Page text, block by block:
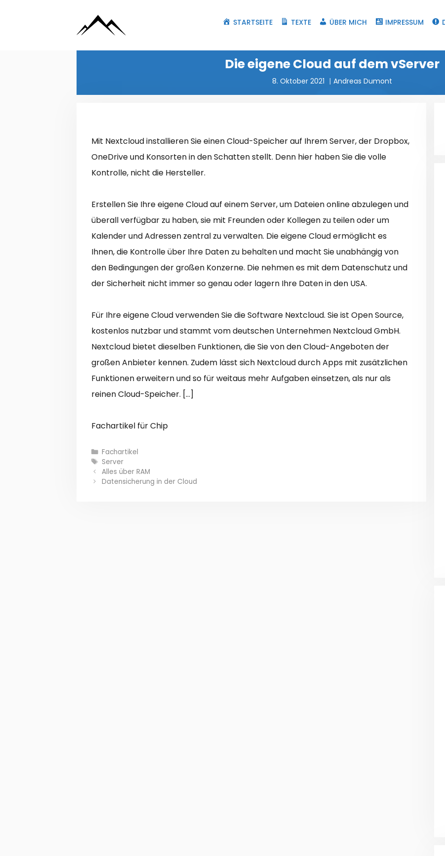
STARTSEITE TEXTE ÜBER MICH IMPRESSUM
Die eigene Cloud auf dem vServer
8. Oktober 2021 Andreas Dumont
Mit Nextcloud installieren Sie einen Cloud-Speicher auf Ihrem Server, der Dropbox,
OneDrive und Konsorten in den Schatten stellt. Denn hier haben Sie die volle
Kontrolle, nicht die Hersteller.
Erstellen Sie Ihre eigene Cloud auf einem Server, um Dateien online abzulegen und
überall verfügbar zu haben, sie mit Freunden oder Kollegen zu teilen oder um
Kalender und Adressen zentral zu verwalten. Die eigene Cloud ermöglicht es
Ihnen, die Kontrolle über Ihre Daten zu behalten und macht Sie unabhängig von
den Bedingungen der großen Konzerne. Die nehmen es mit dem Datenschutz und
der Sicherheit nicht immer so genau oder lagern Ihre Daten in den USA.
Für Ihre eigene Cloud verwenden Sie die Software Nextcloud. Sie ist Open Source,
kostenlos nutzbar und stammt vom deutschen Unternehmen Nextcloud GmbH.
Nextcloud bietet dieselben Funktionen, die Sie von den Cloud-Angeboten der
großen Anbieter kennen. Zudem lässt sich Nextcloud durch Apps mit zusätzlichen
Funktionen erweitern und so für weitaus mehr Aufgaben einsetzen, als nur als
reinen Cloud-Speicher. […]
Fachartikel für Chip
Kategorien
Fachartikel
Schlagwörter
Server
Alles über RAM
Datensicherung in der Cloud